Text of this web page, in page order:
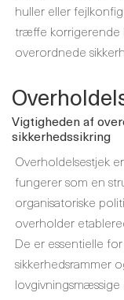
huller eller
træffe korrigerende
overordnede
Vigtigheden af
sikkerhedssikring
Overholdelsestjek
fungerer som en
organisatoriske
overholder
De er essentielle
sikkerhedsrammer